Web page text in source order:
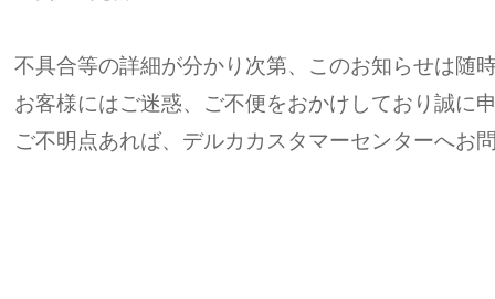
不具合等の詳細が分かり次第、このお知らせは随
お客様にはご迷惑、ご不便をおかけしており誠に
ご不明点あれば、デルカカスタマーセンターへお